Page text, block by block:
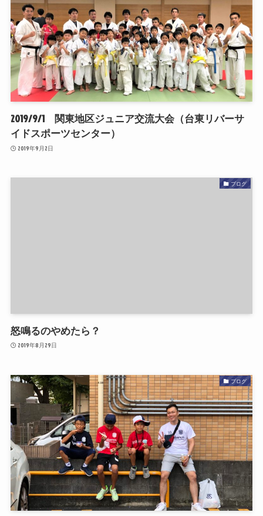
2019/9/1 関東地区ジュニア交流大会（台東リバーサ
イドスポーツセンター）
2019年9月2日
ブログ
怒鳴るのやめたら？
2019年8月29日
ブログ